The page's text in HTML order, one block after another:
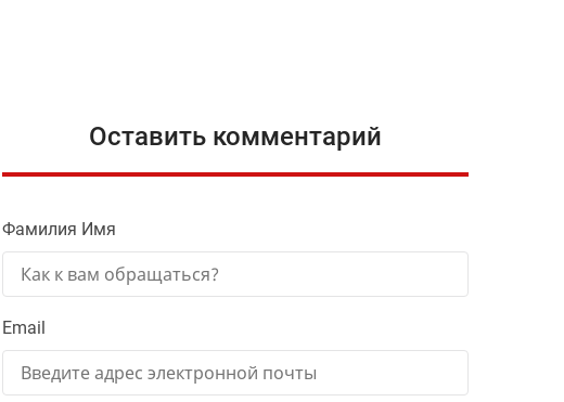
Оставить комментарий
Фамилия Имя
Email